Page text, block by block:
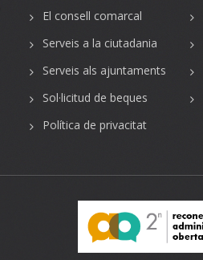
El consell comarcal
Serveis a la ciutadania
Serveis als ajuntaments
Sol·licitud de beques
Política de privacitat